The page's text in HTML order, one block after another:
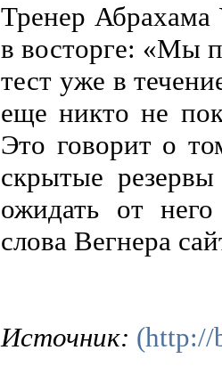
Тренер Абрахама
в восторге: «Мы
тест уже в
еще никто не
Это говорит о
скрытые
ожидать от
слова Вегнера
Источник: (http://